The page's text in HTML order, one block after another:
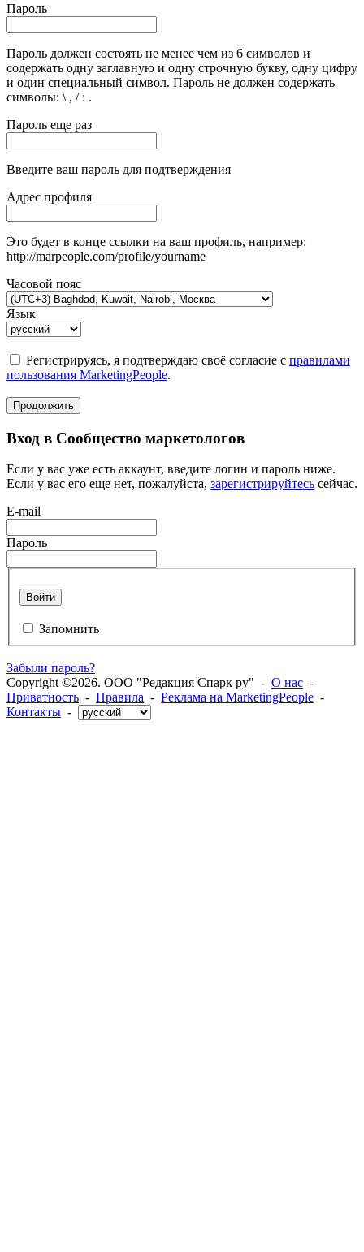
Пароль
Пароль должен состоять не менее чем из 6 символов и
содержать одну заглавную и одну строчную букву, одну цифру
и один специальный символ. Пароль не должен содержать
символы: \ , / : .
Пароль еще раз
Введите ваш пароль для подтверждения
Адрес профиля
Это будет в конце ссылки на ваш профиль, например:
http://marpeople.com/profile/yourname
Часовой пояс
Язык
Регистрируясь, я подтверждаю своё согласие с правилами
пользования MarketingPeople.
Продолжить
Вход в Сообщество маркетологов
Если у вас уже есть аккаунт, введите логин и пароль ниже.
Если у вас его еще нет, пожалуйста, зарегистрируйтесь сейчас.
E-mail
Пароль
Войти
Запомнить
Забыли пароль?
Copyright ©2026. ООО "Редакция Спарк ру" - О нас -
Приватность - Правила - Реклама на MarketingPeople -
Контакты -